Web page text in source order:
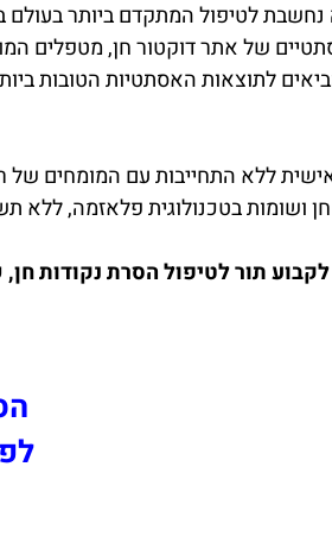
נחשבת לטיפול המתקדם ביותר
של אתר דוקטור חן, מטפלים
לתוצאות האסתטיות הטובות
ושומות בטכנולוגית פלאזמה, ללא
תור לטיפול הסרת נקודות חן,